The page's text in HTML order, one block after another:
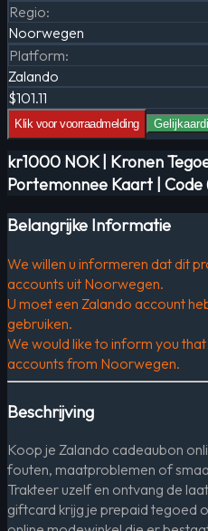
Regio:
Noorwegen
Platform:
Zalando
$101.11
Klik voor voorraadmelding
kr1000 NOK | Kronen
Portemonnee Kaart |
Belangrijke Informatie
We willen u informeren dat dit
accounts uit Noorwegen.
U moet een Zalando account
gebruiken.
We would like to inform you
accounts from Noorwegen.
Beschrijving
Koop je Zalando cadeaubon
fouten, maatproblemen of
Trakteer uzelf en ontvang de
giftcard krijg je prepaid tegoed